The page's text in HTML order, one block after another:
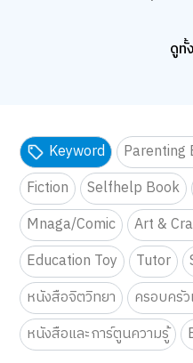
ดู
Keyword Parenting
Fiction
Selfhelp Book
Mnaga/Comic
Art &
Education Toy
Tutor
หนังสือจิตวิทยา
ครอบครั
หนังสือและการ์ตูนความรู้